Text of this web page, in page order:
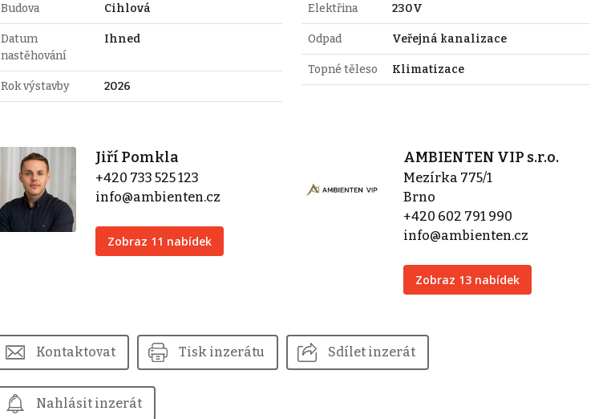
Budova Cihlová
Datum
nastěhování
Ihned
Rok výstavby 2026
Elektřina 230V
Odpad Veřejná kanalizace
Topné těleso Klimatizace
Jiří Pomkla
+420 733 525 123
info@ambienten.cz
Zobraz 11 nabídek
AMBIENTEN VIP s.r.o.
Mezírka 775/1
Brno
+420 602 791 990
info@ambienten.cz
Zobraz 13 nabídek
Kontaktovat Tisk inzerátu Sdílet inzerát
Nahlásit inzerát